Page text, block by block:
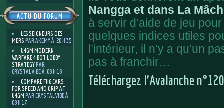
ACTU DU FORUM
LES SEIGNEURS DES
MERS PAR AKEMY À 20 H 35
U4GM MODERN
WARFARE 4 BOT LOBBY
STRATEGYPAR
CRYSTALVIBE À 08 H 18
COMPARE FH6 CARS
FOR SPEED AND GRIP AT
U4GM PAR CRYSTALVIBE À
08 H 17
Nangga et dans La
à servir d’aide de jeu
quelques indices utiles
l’intérieur, il n’y a qu’un
pas à franchir…
Téléchargez l’Avalanche